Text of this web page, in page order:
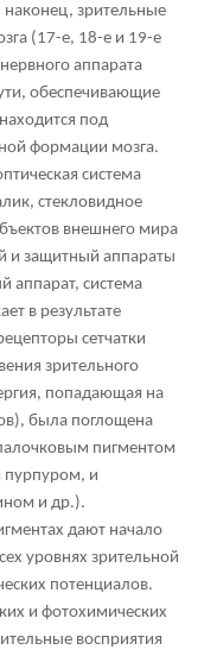
наконец, зрительные
(17-е, 18-е и 19-е
аппарата
обеспечивающие
под
формации мозга.
система
стекловидное
внешнего мира
и защитный аппараты
аппарат, система
в результате
сетчатки
зрительного
попадающая на
была поглощена
пигментом
пурпуром, и
и др.).
дают начало
уровнях зрительной
потенциалов.
и фотохимических
восприятия